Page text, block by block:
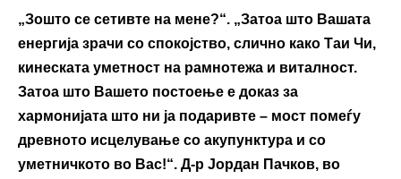
„Зошто се сетивте на мене?“. „Затоа што Вашата
енергија зрачи со спокојство, слично како Таи Чи,
кинеската уметност на рамнотежа и виталност.
Затоа што Вашето постоење е доказ за
хармонијата што ни ја подаривте – мост помеѓу
древното исцелување со акупунктура и со
уметничкото во Вас!“. Д-р Јордан Пачков, во